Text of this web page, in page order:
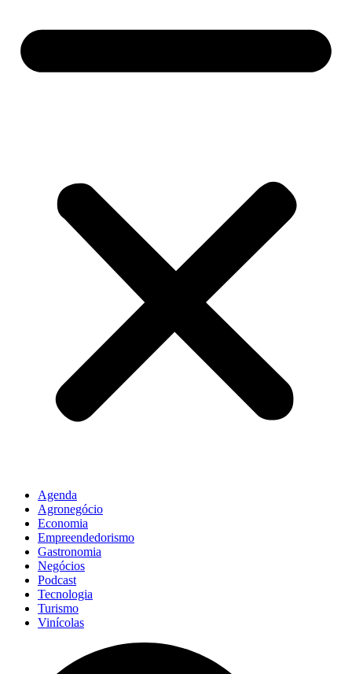
Agenda
Agronegócio
Economia
Empreendedorismo
Gastronomia
Negócios
Podcast
Tecnologia
Turismo
Vinícolas